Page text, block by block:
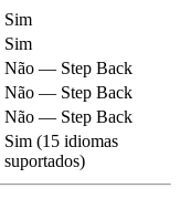
Sim
Sim
Não — Step Back
Não — Step Back
Não — Step Back
Sim (15 idiomas
suportados)